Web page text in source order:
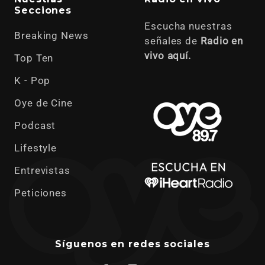
Secciones
Breaking News
Top Ten
K - Pop
Oye de Cine
Podcast
Lifestyle
Entrevistas
Peticiones
Escucha nuestras
señales de Radio en
vivo aquí.
Síguenos en redes sociales